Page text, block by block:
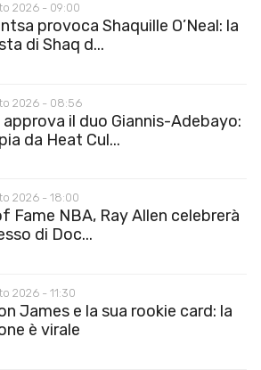
2026 - 09:00
provoca Shaquille O’Neal: la
di Shaq d...
2026 - 08:56
approva il duo Giannis-Adebayo:
da Heat Cul...
2026 - 18:00
Fame NBA, Ray Allen celebrerà
di Doc...
2026 - 11:30
James e la sua rookie card: la
è virale